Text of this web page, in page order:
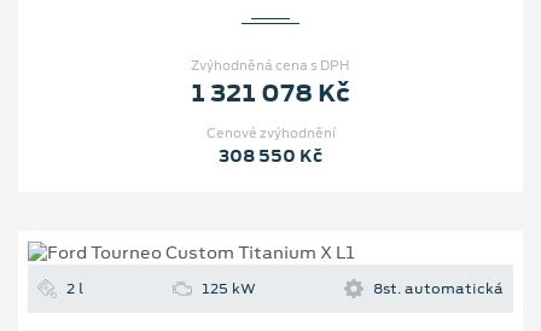
Zvýhodněná cena s DPH
1 321 078 Kč
Cenové zvýhodnění
308 550 Kč
2 l 125 kW 8st. automatická